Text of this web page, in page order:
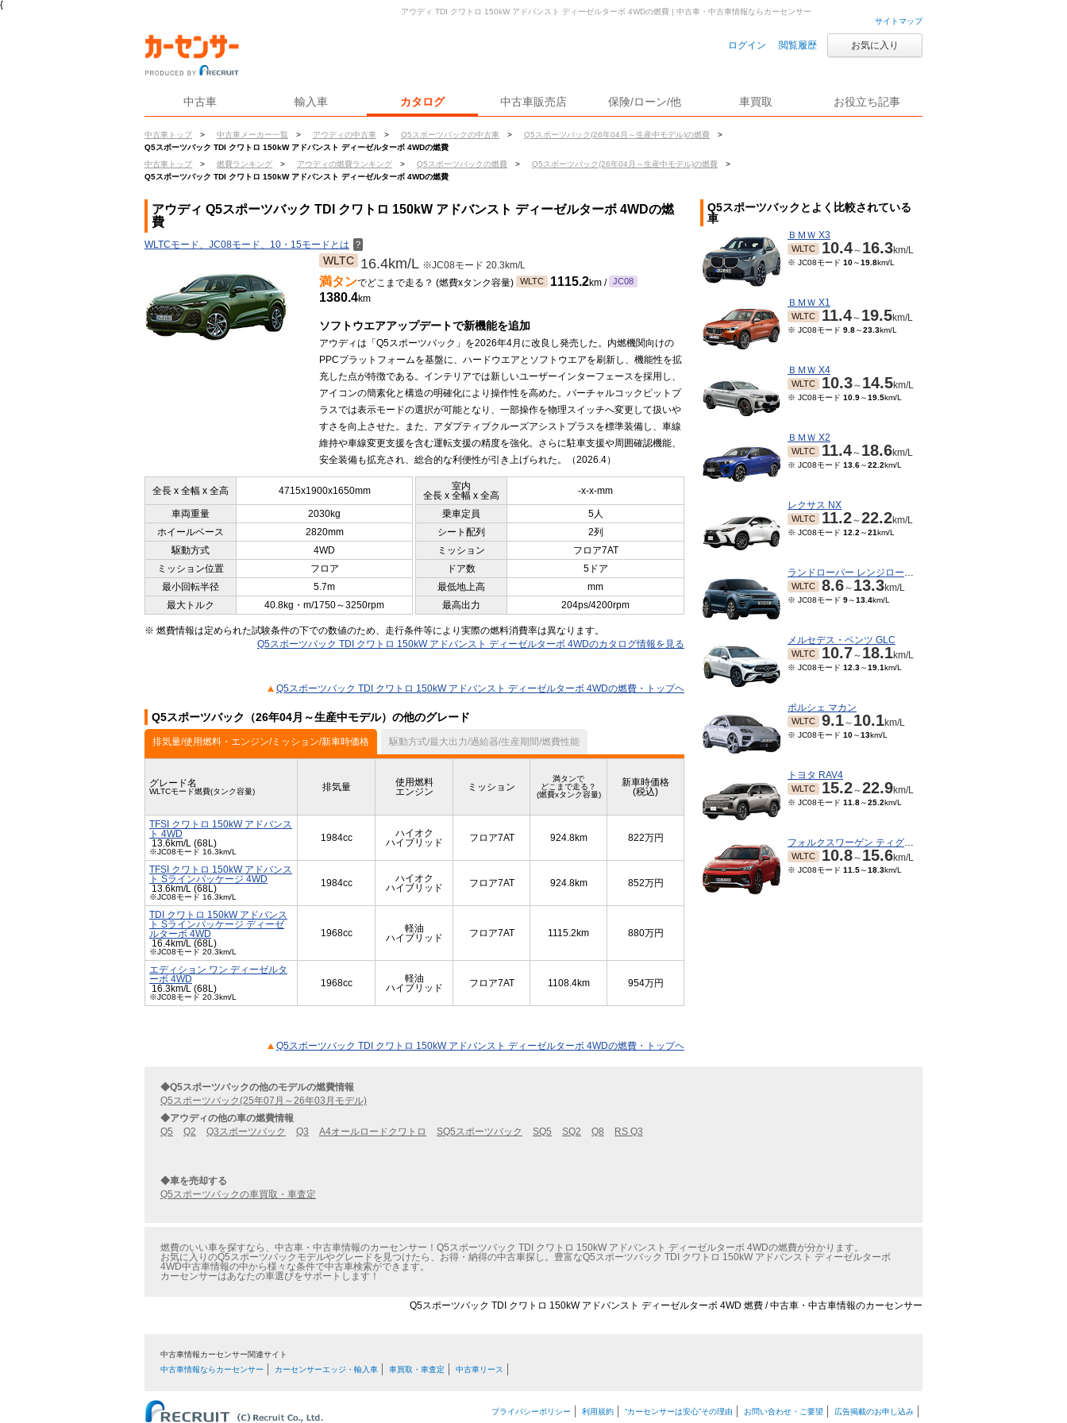
{
サイトマップ
ログイン 閲覧履歴 お気に入り
中古車 輸入車 カタログ 中古車販売店 保険/ローン/他 車買取 お役立ち記事
中古車トップ > 中古車メーカー一覧 > アウディの中古車 > Q5スポーツバックの中古車 > Q5スポーツバック(26年04月～生産中モデル)の燃費
>
Q5スポーツバック TDI クワトロ 150kW アドバンスト ディーゼルターボ 4WDの燃費
中古車トップ
> 燃費ランキング > アウディの燃費ランキング > Q5スポーツバックの燃費 > Q5スポーツバック(26年04月～生産中モデル)の燃費
>
Q5スポーツバック TDI クワトロ 150kW アドバンスト ディーゼルターボ 4WDの燃費
アウディ TDI クワトロ 150kW アドバンスト ディーゼルターボ 4WDの燃費 | 中古車・中古車情報ならカーセンサー
アウディ Q5スポーツバック TDI クワトロ 150kW アドバンスト ディーゼルターボ 4WDの燃
費
WLTCモード、JC08モード、10・15モードとは ？
WLTC 16.4km/L ※JC08モード 20.3km/L
満タンでどこまで走る？ (燃費xタンク容量) WLTC 1115.2km / JC08
1380.4km
ソフトウエアアップデートで新機能を追加
アウディは「Q5スポーツバック」を2026年4月に改良し発売した。内燃機関向けの
PPCプラットフォームを基盤に、ハードウエアとソフトウエアを刷新し、機能性を拡
充した点が特徴である。インテリアでは新しいユーザーインターフェースを採用し、
アイコンの簡素化と構造の明確化により操作性を高めた。バーチャルコックピットプ
ラスでは表示モードの選択が可能となり、一部操作を物理スイッチへ変更して扱いや
すさを向上させた。また、アダプティブクルーズアシストプラスを標準装備し、車線
維持や車線変更支援を含む運転支援の精度を強化。さらに駐車支援や周囲確認機能、
安全装備も拡充され、総合的な利便性が引き上げられた。（2026.4）
全長 x 全幅 x 全高 4715x1900x1650mm
室内
全長 x 全幅 x 全高
-x-x-mm
車両重量 2030kg 乗車定員
5人
ホイールベース
2820mm シート配列
2列
駆動方式
4WD ミッション
フロア7AT
ミッション位置
フロア ドア数
5ドア
最小回転半径
5.7m 最低地上高
mm
最大トルク
40.8kg・m/1750～3250rpm 最高出力 204ps/4200rpm
※ 燃費情報は定められた試験条件の下での数値のため、走行条件等により実際の燃料消費率は異なります。
Q5スポーツバック TDI クワトロ 150kW アドバンスト ディーゼルターボ 4WDのカタログ情報を見る
Q5スポーツバック TDI クワトロ 150kW アドバンスト ディーゼルターボ 4WDの燃費・トップヘ
Q5スポーツバック（26年04月～生産中モデル）の他のグレード
排気量/使用燃料・エンジン/ミッション/新車時価格 駆動方式/最大出力/過給器/生産期間/燃費性能
グレード名
WLTCモード燃費(タンク容量) 排気量
使用燃料
エンジン
ミッション
満タンで
どこまで走る？
(燃費xタンク容量)
新車時価格
(税込)
TFSI クワトロ 150kW アドバンス
ト 4WD
13.6km/L (68L)
※JC08モード 16.3km/L
1984cc
ハイオク
ハイブリッド
フロア7AT 924.8km 822万円
TFSI クワトロ 150kW アドバンス
ト Sラインパッケージ 4WD
13.6km/L (68L)
※JC08モード 16.3km/L
1984cc
ハイオク
ハイブリッド
フロア7AT 924.8km 852万円
TDI クワトロ 150kW アドバンス
ト Sラインパッケージ ディーゼ
ルターボ 4WD
16.4km/L (68L)
※JC08モード 20.3km/L
1968cc
軽油
ハイブリッド
フロア7AT 1115.2km 880万円
エディション ワン ディーゼルタ
ーボ 4WD
16.3km/L (68L)
※JC08モード 20.3km/L
1968cc
軽油
ハイブリッド
フロア7AT 1108.4km 954万円
Q5スポーツバック TDI クワトロ 150kW アドバンスト ディーゼルターボ 4WDの燃費・トップヘ
Q5スポーツバックとよく比較されている
車
ＢＭＷ X3
WLTC 10.4～ 16.3km/L
※ JC08モード 10～19.8km/L
ＢＭＷ X1
WLTC 11.4～ 19.5km/L
※ JC08モード 9.8～23.3km/L
ＢＭＷ X4
WLTC 10.3～ 14.5km/L
※ JC08モード 10.9～19.5km/L
ＢＭＷ X2
WLTC 11.4～ 18.6km/L
※ JC08モード 13.6～22.2km/L
レクサス NX
WLTC 11.2～22.2km/L
※ JC08モード 12.2 ～21km/L
ランドローバー レンジローバーイヴォーク
WLTC 8.6～ 13.3km/L
※ JC08モード 9～13.4km/L
メルセデス・ベンツ GLC
WLTC 10.7～ 18.1km/L
※ JC08モード 12.3～19.1km/L
ポルシェ マカン
WLTC 9.1～ 10.1km/L
※ JC08モード 10～13km/L
トヨタ RAV4
WLTC 15.2～22.9km/L
※ JC08モード 11.8～25.2km/L
フォルクスワーゲン ティグアン
WLTC 10.8～ 15.6km/L
※ JC08モード 11.5～18.3km/L
◆Q5スポーツバックの他のモデルの燃費情報
Q5スポーツバック(25年07月～26年03月モデル)
◆アウディの他の車の燃費情報
Q5
Q2 Q3スポーツバック Q3 A4オールロードクワトロ SQ5スポーツバック SQ5 SQ2 Q8 RS Q3
◆車を売却する
Q5スポーツバックの車買取・車査定
燃費のいい車を探すなら、中古車・中古車情報のカーセンサー！Q5スポーツバック TDI クワトロ 150kW アドバンスト ディーゼルターボ 4WDの燃費が分かります。
お気に入りのQ5スポーツバックモデルやグレードを見つけたら、お得・納得の中古車探し。豊富なQ5スポーツバック TDI クワトロ 150kW アドバンスト ディーゼルターボ
4WD中古車情報の中から様々な条件で中古車検索ができます。
カーセンサーはあなたの車選びをサポートします！
Q5スポーツバック TDI クワトロ 150kW アドバンスト ディーゼルターボ 4WD 燃費 / 中古車・中古車情報のカーセンサー
中古車情報カーセンサー関連サイト
中古車情報ならカーセンサー
カーセンサーエッジ・輸入車 車買取・車査定 中古車リース
プライバシーポリシー 利用規約 “カーセンサーは安心”その理由 お問い合わせ・ご要望 広告掲載のお申し込み